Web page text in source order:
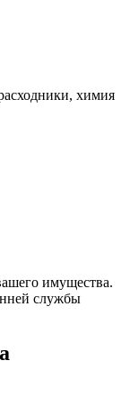
химия
имущества.
службы